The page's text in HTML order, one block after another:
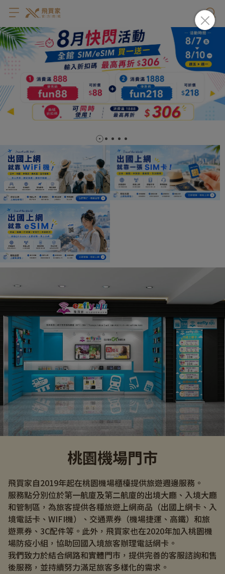
桃園機場門市
飛買家自2019年起在桃園機場櫃檯提供旅遊週邊服務。
服務點分別位於第一航廈及第二航廈的出境大廳、入境大廳
和管制區，為旅客提供各種旅遊上網商品（出國上網卡、入
境電話卡、WIFI機）、交通票券（機場捷運、高鐵）和旅
遊票券、3C配件等。此外，飛買家也在2020年加入桃園機
場防疫小組，協助回國入境旅客辦理電話網卡。
我們致力於結合網路和實體門市，提供完善的客服諮詢和售
後服務，並持續努力滿足旅客多樣化的需求。